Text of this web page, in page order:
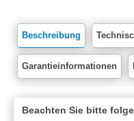
Beschreibung
Garantieinformationen
Beachten Sie bitte